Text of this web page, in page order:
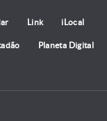
Link iLocal
Planeta Digital